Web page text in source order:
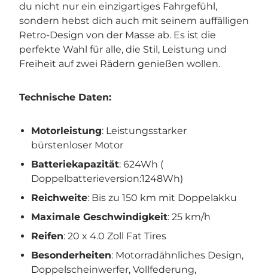
du nicht nur ein einzigartiges Fahrgefühl,
sondern hebst dich auch mit seinem auffälligen
Retro-Design von der Masse ab. Es ist die
perfekte Wahl für alle, die Stil, Leistung und
Freiheit auf zwei Rädern genießen wollen.
Technische Daten:
Motorleistung: Leistungsstarker
bürstenloser Motor
Batteriekapazität: 624Wh (
Doppelbatterieversion:1248Wh)
Reichweite: Bis zu 150 km mit Doppelakku
Maximale Geschwindigkeit: 25 km/h
Reifen: 20 x 4.0 Zoll Fat Tires
Besonderheiten: Motorradähnliches Design,
Doppelscheinwerfer, Vollfederung,